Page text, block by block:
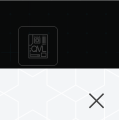
von
z. B. DDR4-2133/2400
kein Produktfehler.
aktiviert werden. Manche
erreichen, da die
die Systemstabilität
führt, kehren Sie bitte